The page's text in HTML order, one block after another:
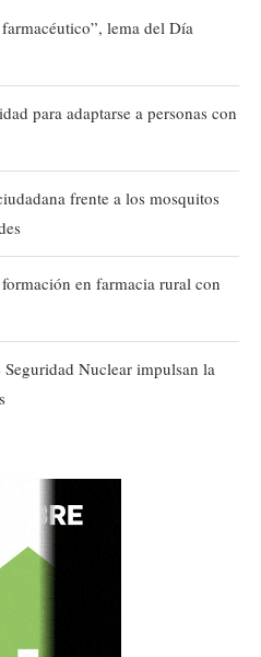
lema del Día
para adaptarse a personas con
frente a los mosquitos
en farmacia rural con
Nuclear impulsan la